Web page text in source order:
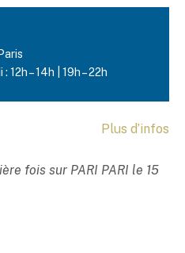
12h – 14h | 19h – 22h
Plus d’infos
fois sur PARI PARI le 15